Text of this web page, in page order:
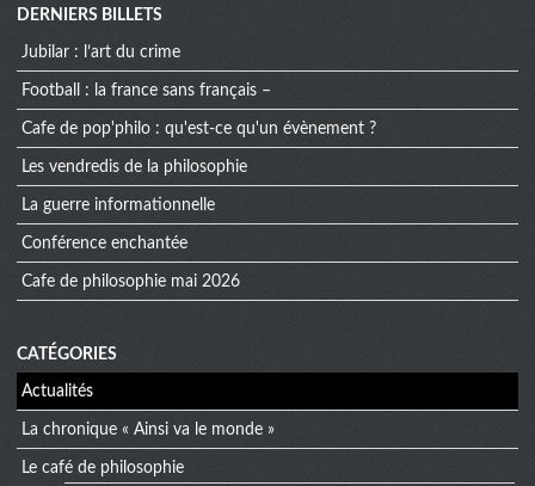
DERNIERS BILLETS
jubilar : l’art du crime
football : la france sans français –
cafe de pop'philo : qu'est-ce qu'un évènement ?
les vendredis de la philosophie
la guerre informationnelle
conférence enchantée
cafe de philosophie mai 2026
CATÉGORIES
Actualités
La chronique « Ainsi va le monde »
Le café de philosophie